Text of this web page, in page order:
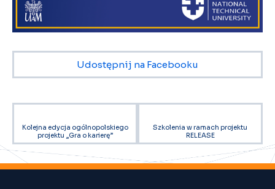
Udostępnij na Facebooku
Kolejna edycja ogólnopolskiego
projektu „Gra o karierę”
Szkolenia w ramach projektu
RELEASE